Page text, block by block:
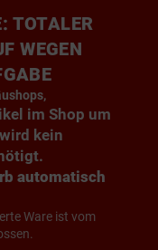
TOTALER
WEGEN
im Shop um
kein
automatisch
Ware ist vom